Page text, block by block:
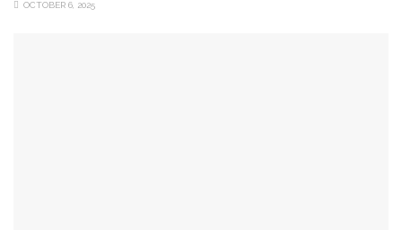
OCTOBER 6, 2025